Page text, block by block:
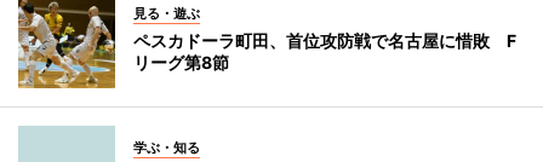
見る・遊ぶ
ペスカドーラ町田、首位攻防戦で名古屋に惜敗 F
リーグ第8節
学ぶ・知る